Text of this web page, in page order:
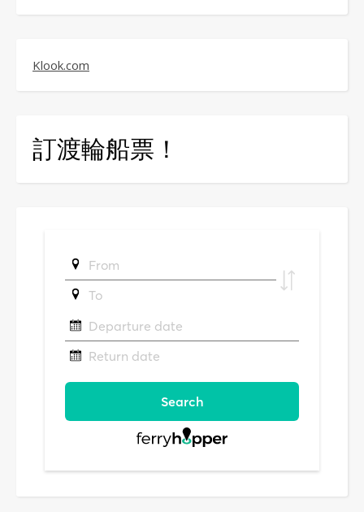
Klook.com
訂渡輪船票！